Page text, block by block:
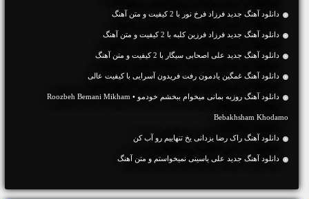
دانلود آهنگ جديد فرزاد فرخ نور با 2 کیفیت و متن آهنگ
دانلود آهنگ جديد فرزاد فرزین کلبه با 2 کیفیت و متن آهنگ
دانلود آهنگ جديد علی اصحابی سیگار با 2 کیفیت و متن آهنگ
دانلود آهنگ غمگین یادمون رفت فریدون آسرایی با کیفیت عالی
دانلود آهنگ روزبه بمانی میخوام ببخشم خودمو • Roozbeh Bemani Mikham
Bebakhsham Khodamo
دانلود آهنگ راک رضا یزدانی یخ تنهاییم رو آب کن
دانلود آهنگ جديد علی یاسینی نمیخواستم و متن آهنگ